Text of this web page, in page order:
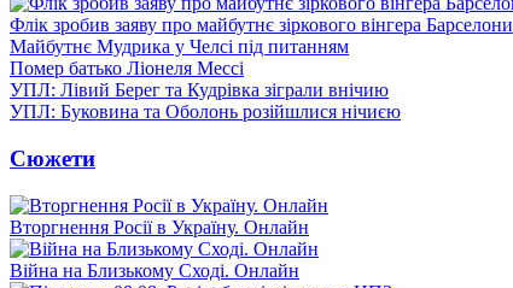
Флік зробив заяву про майбутнє зіркового вінгера Барселони
Майбутнє Мудрика у Челсі під питанням
Помер батько Ліонеля Мессі
УПЛ: Лівий Берег та Кудрівка зіграли внічию
УПЛ: Буковина та Оболонь розійшлися нічиєю
Сюжети
Вторгнення Росії в Україну. Онлайн
Війна на Близькому Сході. Онлайн